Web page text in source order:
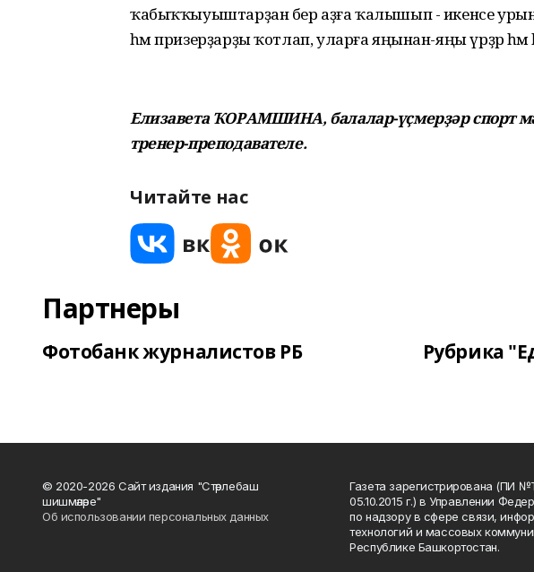
ҡабыҡҡыуыштарҙан бер аҙға ҡалышып - икенсе урын
һәм призерҙарҙы ҡотлап, уларға яңынан-яңы үрҙәр һәм
Елизавета ҠОРАМШИНА, балалар-үҫмерҙәр спорт
тренер-преподавателе.
Читайте нас
Партнеры
Фотобанк журналистов РБ Рубрика
© 2020-2026 Сайт издания "Стәрлебаш
шишмәләре"
Об использовании персональных данных
Газета зарегистрирована (ПИ
05.10.2015 г.) в Управлении
по надзору в сфере связи,
технологий и массовых
Республике Башкортостан.